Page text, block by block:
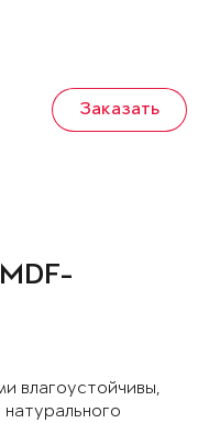
Заказать
влагоустойчивы,